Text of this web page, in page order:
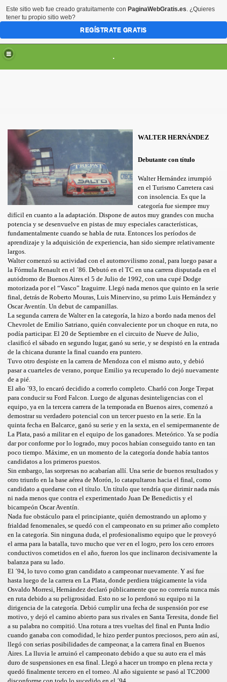
.
WALTER HERNÁNDEZ
Debutante con título
Walter Hernández irrumpió
en el Turismo Carretera casi
con insolencia. Es que la
categoría fue siempre muy
difícil en cuanto a la adaptación. Dispone de autos muy grandes con mucha
potencia y se desenvuelve en pistas de muy especiales características,
fundamentalmente cuando se habla de ruta. Entonces los períodos de
aprendizaje y la adquisición de experiencia, han sido siempre relativamente
largos.
Walter comenzó su actividad con el automovilismo zonal, para luego pasar a
la Fórmula Renault en el ´86. Debutó en el TC en una carrera disputada en el
autódromo de Buenos Aires el 5 de Julio de 1992, con una cupé Dodge
motorizada por el “Vasco” Izaguirre. Llegó nada menos que quinto en la serie
final, detrás de Roberto Mouras, Luis Minervino, su primo Luis Hernández y
Oscar Aventín. Un debut de campanillas.
La segunda carrera de Walter en la categoría, la hizo a bordo nada menos del
Chevrolet de Emilio Satriano, quién convaleciente por un choque en ruta, no
podía participar. El 20 de Septiembre en el circuito de Nueve de Julio,
clasificó el sábado en segundo lugar, ganó su serie, y se despistó en la entrada
de la chicana durante la final cuando era puntero.
Tuvo otro despiste en la carrera de Mendoza con el mismo auto, y debió
pasar a cuarteles de verano, porque Emilio ya recuperado lo dejó nuevamente
de a pié.
El año ´93, lo encaró decidido a correrlo completo. Charló con Jorge Trepat
para conducir su Ford Falcon. Luego de algunas desinteligencias con el
equipo, ya en la tercera carrera de la temporada en Buenos aires, comenzó a
demostrar su verdadero potencial con un tercer puesto en la serie. En la
quinta fecha en Balcarce, ganó su serie y en la sexta, en el semipermanente de
La Plata, pasó a militar en el equipo de los ganadores. Meteórico. Ya se podía
dar por conforme por lo logrado, muy pocos habían conseguido tanto en tan
poco tiempo. Máxime, en un momento de la categoría donde había tantos
candidatos a los primeros puestos.
Sin embargo, las sorpresas no acabarían allí. Una serie de buenos resultados y
otro triunfo en la base aérea de Morón, lo catapultaron hacia el final, como
candidato a quedarse con el título. Un título que tendría que dirimir nada más
ni nada menos que contra el experimentado Juan De Benedictis y el
bicampeón Oscar Aventín.
Nada fue obstáculo para el principiante, quién demostrando un aplomo y
frialdad fenomenales, se quedó con el campeonato en su primer año completo
en la categoría. Sin ninguna duda, el profesionalismo equipo que le proveyó
el arma para la batalla, tuvo mucho que ver en el logro, pero los cero errores
conductivos cometidos en el año, fueron los que inclinaron decisivamente la
balanza para su lado.
El ´94, lo tuvo como gran candidato a campeonar nuevamente. Y así fue
hasta luego de la carrera en La Plata, donde perdiera trágicamente la vida
Osvaldo Morresi, Hernández declaró públicamente que no correría nunca más
en ruta debido a su peligrosidad. Esto no se lo perdonó su equipo ni la
dirigencia de la categoría. Debió cumplir una fecha de suspensión por ese
motivo, y dejó el camino abierto para sus rivales en Santa Teresita, donde fiel
a su palabra no compitió. Una rotura a tres vueltas del final en Punta Indio
cuando ganaba con comodidad, le hizo perder puntos preciosos, pero aún así,
llegó con serias posibilidades de campeonar, a la carrera final en Buenos
Aires. La lluvia le arruinó el campeonato debido a que su auto era el más
duro de suspensiones en esa final. Llegó a hacer un trompo en plena recta y
quedó finalmente tercero en el torneo. Al año siguiente se pasó al TC2000
Este sitio web fue creado gratuitamente con PaginaWebGratis.es. ¿Quieres
tener tu propio sitio web?
REGÍSTRATE GRATIS